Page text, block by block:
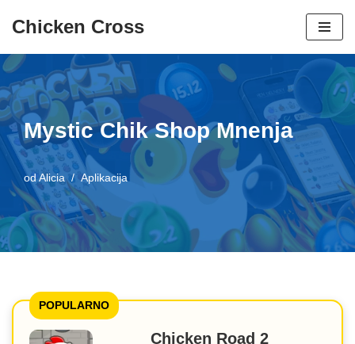
na
vsebino
Chicken Cross
Mystic Chik Shop Mnenja
od Alicia Aplikacija
POPULARNO
Chicken Road 2